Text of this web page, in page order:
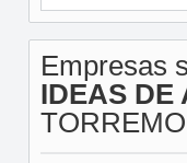
Empresas
IDEAS DE